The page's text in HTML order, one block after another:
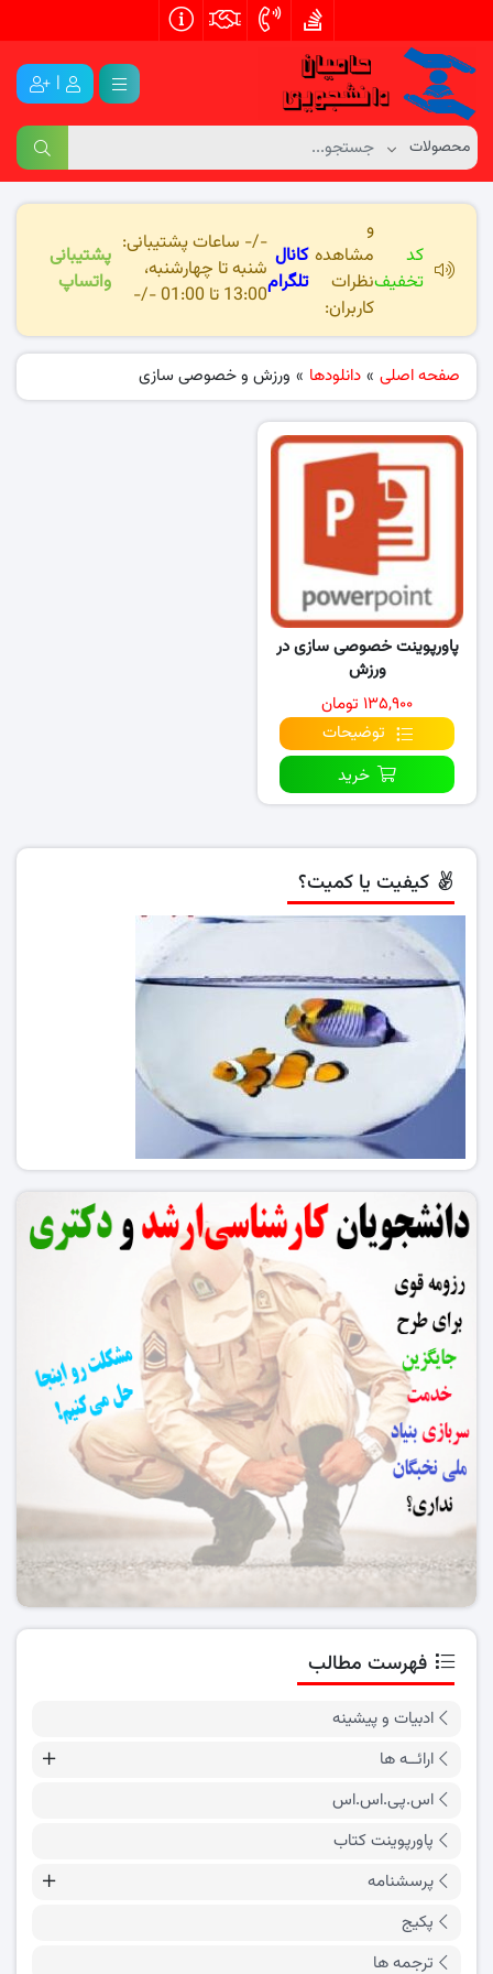
|
کد
تخفیف
و
مشاهده
نظرات
کاربران:
کانال
تلگرام
-/- ساعات پشتیبانی:
شنبه تا چهارشنبه،
13:00 تا 01:00 -/-
پشتیبانی
واتساپ
صفحه اصلی » دانلودها » ورزش و خصوصی سازی
پاورپوینت خصوصی سازی در
ورزش
۱۳۵,۹۰۰ تومان
توضیحات
خرید
کیفیت یا کمیت؟
فهرست مطالب
ادبیات و پیشینه
ارائــه ها
اس.پی.اس.اس
پاورپوینت کتاب
پرسشنامه
پکیج
ترجمه ها